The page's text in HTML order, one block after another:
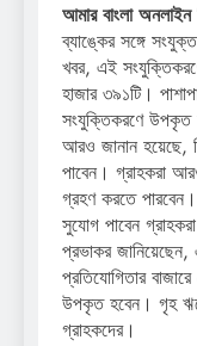
আমার বাংলা
ব্যাঙ্কের সঙ্গে
খবর, এই
হাজার ৩৯১টি।
সংযুক্তিকরণে উপকৃত
আরও জানান হয়েছে,
পাবেন। গ্রাহকরা
গ্রহণ করতে
সুযোগ পাবেন
প্রভাকর
প্রতিযোগিতার
উপকৃত হবেন। গৃহ
গ্রাহকদের।